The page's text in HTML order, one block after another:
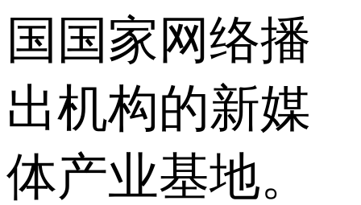
国国家网络播
出机构的新媒
体产业基地。